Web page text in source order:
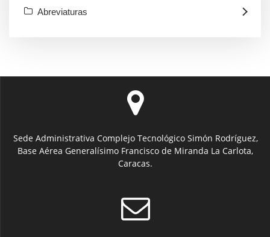
Abreviaturas
Sede Administrativa Complejo Tecnológico Simón Rodríguez,
Base Aérea Generalísimo Francisco de Miranda La Carlota,
Caracas.